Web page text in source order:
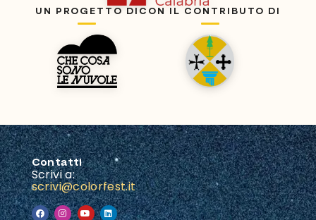
UN PROGETTO DI CON IL CONTRIBUTO DI
Contatti
Scrivi a:
scrivi@colorfest.it